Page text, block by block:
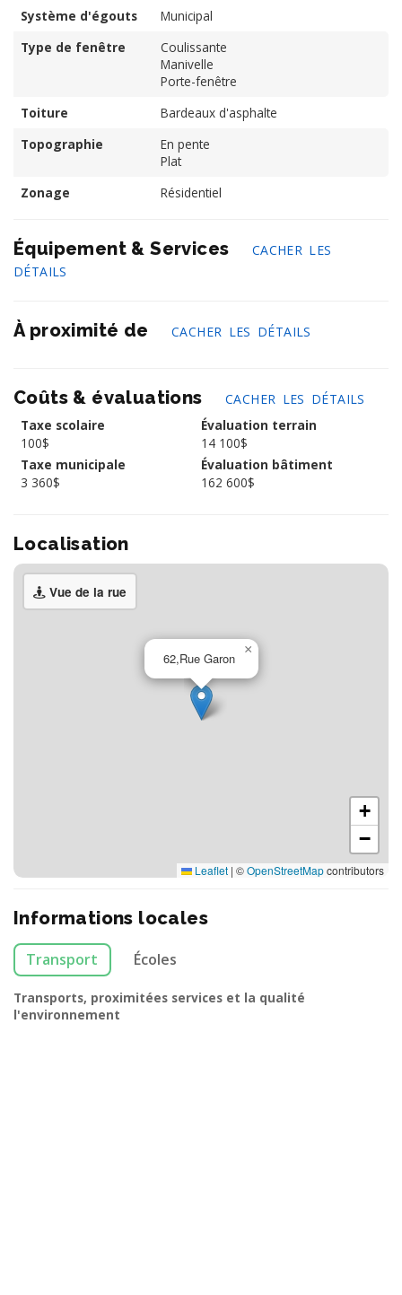
Système d'égouts
Municipal
Type de fenêtre
Coulissante
Manivelle
Porte-fenêtre
Toiture
Bardeaux d'asphalte
Topographie
En pente
Plat
Zonage
Résidentiel
Équipement & Services
CACHER LES
DÉTAILS
À proximité de CACHER LES DÉTAILS
Coûts & évaluations
CACHER LES DÉTAILS
Taxe scolaire
100$
Taxe municipale
3 360$
Évaluation terrain
14 100$
Évaluation bâtiment
162 600$
Localisation
Vue de la rue
62,Rue Garon
×
+
−
Leaflet | ©OpenStreetMapcontributors
Informations locales
Transport Écoles
Transports, proximitées services et la qualité
l'environnement